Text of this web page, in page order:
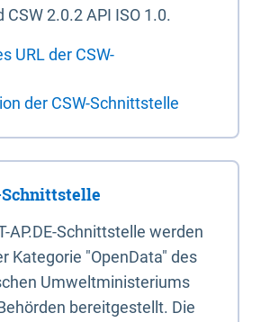
2.0.2 API ISO 1.0.
URL der CSW-
der CSW-Schnittstelle
Schnittstelle
AP.DE-Schnittstelle werden
Kategorie "OpenData" des
Umweltministeriums
bereitgestellt. Die